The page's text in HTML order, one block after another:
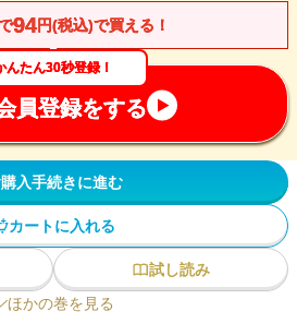
94円(税込)で買える！
んたん30秒登録！
員登録をする
購入手続きに進む
カートに入れる
試し読み
ほかの巻を見る